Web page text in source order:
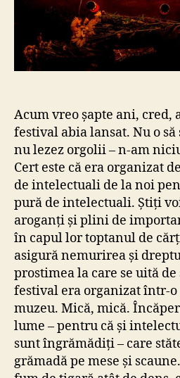
Acum vreo șapte ani, cred,
festival abia lansat. Nu o
nu lezez orgolii – n-am
Cert este că era organizat
de intelectuali de la noi
pură de intelectuali. Știți
aroganți și plini de
în capul lor toptanul de
asigură nemurirea și
prostimea la care se uită de
festival era organizat într-
muzeu. Mică, mică.
lume – pentru că și
sunt îngrămădiți – care
grămadă pe mese și